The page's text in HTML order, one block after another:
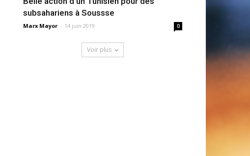
subsahariens à Soussse
Marx Mayor - 14 juin 2019 0
Voir plus